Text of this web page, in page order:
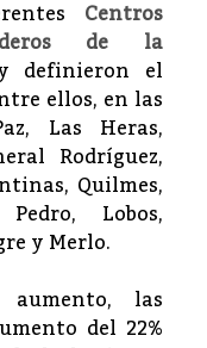
Centros
de la
definieron el
ellos, en las
Las Heras,
Rodríguez,
Quilmes,
Lobos,
y Merlo.
las
del 22%